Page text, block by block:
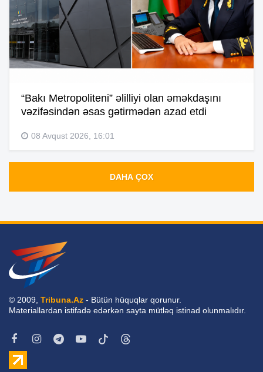
“Bakı Metropoliteni” əlilliyi olan əməkdaşını
vəzifəsindən əsas gətirmədən azad etdi
08 Avqust 2026, 16:01
DAHA ÇOX
© 2009, Tribuna.Az - Bütün hüquqlar qorunur.
Materiallardan istifadə edərkən sayta mütləq istinad olunmalıdır.